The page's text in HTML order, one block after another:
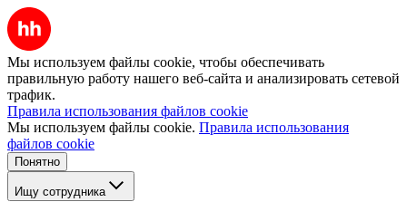
Мы используем файлы cookie, чтобы обеспечивать
правильную работу нашего веб-сайта и анализировать сетевой
трафик.
Правила использования файлов cookie
Мы используем файлы cookie. Правила использования
файлов cookie
Понятно
Ищу сотрудника